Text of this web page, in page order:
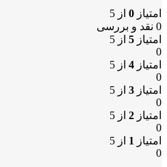
امتیاز 0 از 5
0 نقد و بررسی
امتیاز 5 از 5
0
امتیاز 4 از 5
0
امتیاز 3 از 5
0
امتیاز 2 از 5
0
امتیاز 1 از 5
0